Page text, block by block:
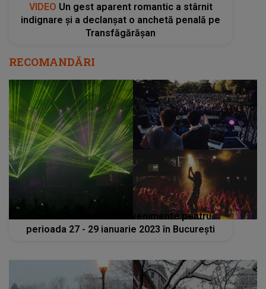
VIDEO Un gest aparent romantic a stârnit
indignare și a declanșat o anchetă penală pe
Transfăgărășan
RECOMANDĂRI
Ce faci în weekend?! Evenimente pentru
perioada 27 - 29 ianuarie 2023 în București